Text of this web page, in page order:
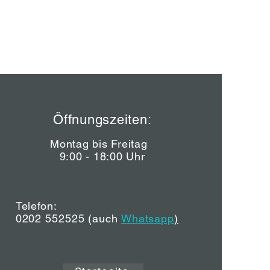
Öffnungszeiten:
Montag bis Freitag
9:00 - 18:00 Uhr
Telefon:
0202 552525 (auch Whatsapp)